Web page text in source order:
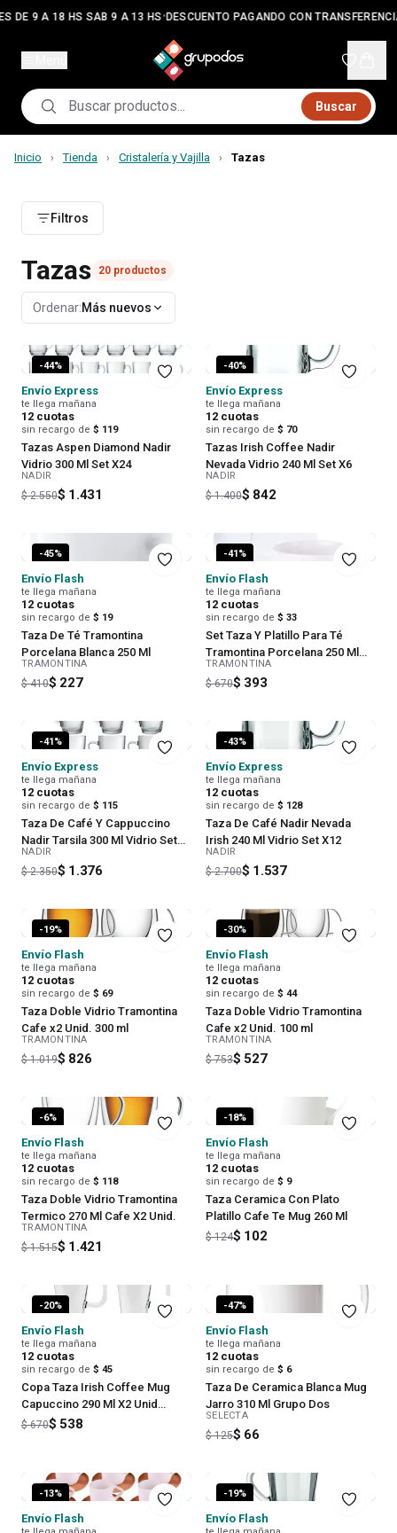
DE 9 A 18 HS SAB 9 A 13 HS•DESCUENTO PAGANDO CON
Buscar
Inicio › Tienda › Cristalería y Vajilla › Tazas
Filtros
Tazas 20 productos
Ordenar:Más nuevos
-44%
Envío Express
te llega mañana
12 cuotas
sin recargo de $ 119
Tazas Aspen Diamond Nadir
Vidrio 300 Ml Set X24
NADIR
$ 2.550$ 1.431
-40%
Envío Express
te llega mañana
12 cuotas
sin recargo de $ 70
Tazas Irish Coffee Nadir
Nevada Vidrio 240 Ml Set X6
NADIR
$ 1.400$ 842
-45%
Envío Flash
te llega mañana
12 cuotas
sin recargo de $ 19
Taza De Té Tramontina
Porcelana Blanca 250 Ml
TRAMONTINA
$ 410$ 227
-41%
Envío Flash
te llega mañana
12 cuotas
sin recargo de $ 33
Set Taza Y Platillo Para Té
Tramontina Porcelana 250 Ml
Blanco
TRAMONTINA
$ 670$ 393
-41%
Envío Express
te llega mañana
12 cuotas
sin recargo de $ 115
Taza De Café Y Cappuccino
Nadir Tarsila 300 Ml Vidrio Set
X12
NADIR
$ 2.350$ 1.376
-43%
Envío Express
te llega mañana
12 cuotas
sin recargo de $ 128
Taza De Café Nadir Nevada
Irish 240 Ml Vidrio Set X12
NADIR
$ 2.700$ 1.537
-19%
Envío Flash
te llega mañana
12 cuotas
sin recargo de $ 69
Taza Doble Vidrio Tramontina
Cafe x2 Unid. 300 ml
TRAMONTINA
$ 1.019$ 826
-30%
Envío Flash
te llega mañana
12 cuotas
sin recargo de $ 44
Taza Doble Vidrio Tramontina
Cafe x2 Unid. 100 ml
TRAMONTINA
$ 753$ 527
-6%
Envío Flash
te llega mañana
12 cuotas
sin recargo de $ 118
Taza Doble Vidrio Tramontina
Termico 270 Ml Cafe X2 Unid.
TRAMONTINA
$ 1.515$ 1.421
-18%
Envío Flash
te llega mañana
12 cuotas
sin recargo de $ 9
Taza Ceramica Con Plato
Platillo Cafe Te Mug 260 Ml
$ 124$ 102
-20%
Envío Flash
te llega mañana
12 cuotas
sin recargo de $ 45
Copa Taza Irish Coffee Mug
Capuccino 290 Ml X2 Unid
Citinova
$ 670$ 538
-47%
Envío Flash
te llega mañana
12 cuotas
sin recargo de $ 6
Taza De Ceramica Blanca Mug
Jarro 310 Ml Grupo Dos
SELECTA
$ 125$ 66
-13%
Envío Flash
-19%
Envío Flash